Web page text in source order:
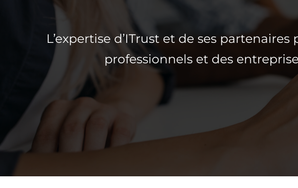
L’expertise d’ITrust et de ses
professionnels et des